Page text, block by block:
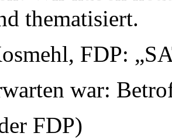
thematisiert.
FDP:
war:
FDP)